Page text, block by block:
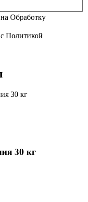
Обработку
Политикой
30 кг